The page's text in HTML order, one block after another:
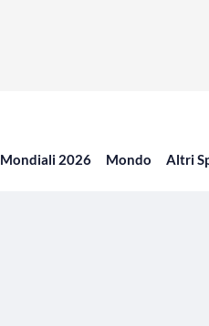
Mondiali 2026 Mondo Altri